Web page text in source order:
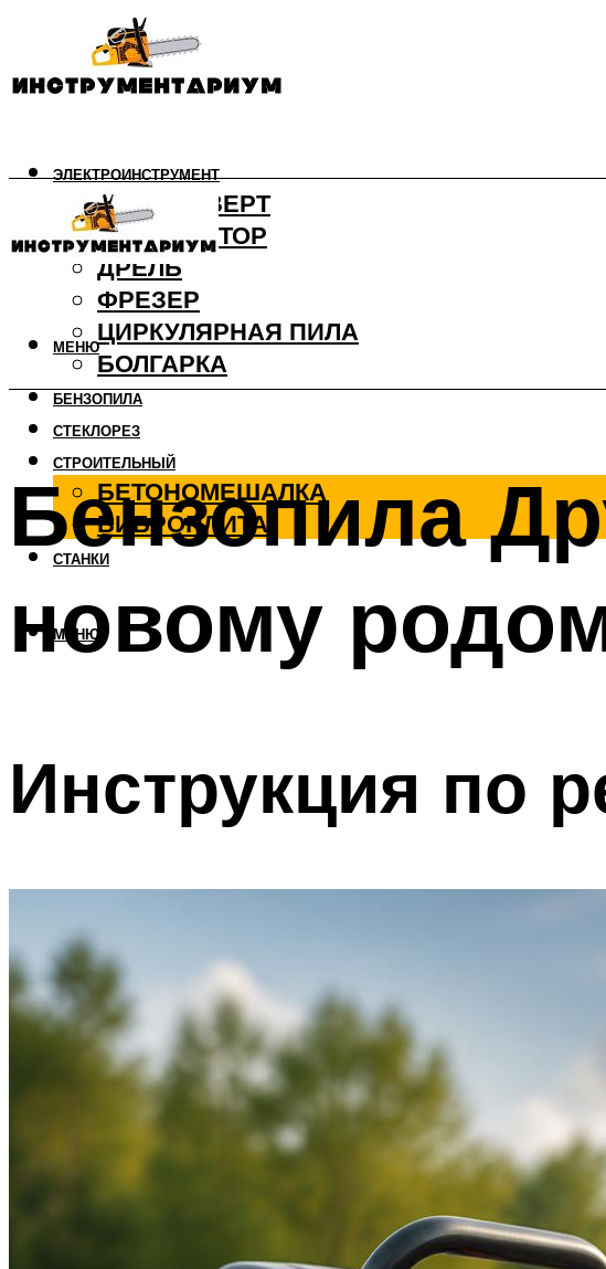
ЭЛЕКТРОИНСТРУМЕНТ
ШУРУПОВЕРТ
ПЕРФОРАТОР
ДРЕЛЬ
ФРЕЗЕР
ЦИРКУЛЯРНАЯ ПИЛА
БОЛГАРКА
БЕНЗОПИЛА
СТЕКЛОРЕЗ
СТРОИТЕЛЬНЫЙ
БЕТОНОМЕШАЛКА
ВИБРОПЛИТА
СТАНКИ
МЕНЮ
МЕНЮ
Бензопила
новому
Инструкция по